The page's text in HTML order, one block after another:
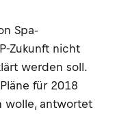
Spa-
Zukunft nicht
werden soll.
für 2018
wolle, antwortet